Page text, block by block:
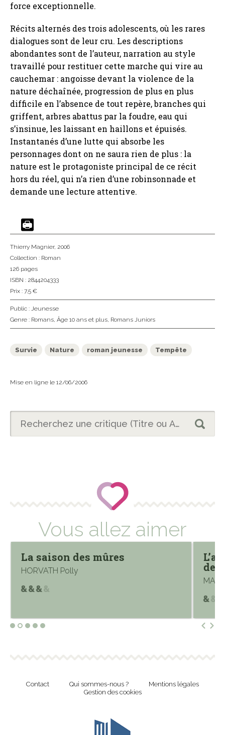
force exceptionnelle.
Récits alternés des trois adolescents, où les rares
dialogues sont de leur cru. Les descriptions
abondantes sont de l’auteur, narration au style
travaillé pour restituer cette marche qui vire au
cauchemar : angoisse devant la violence de la
nature déchaînée, progression de plus en plus
difficile en l’absence de tout repère, branches qui
griffent, arbres abattus par la foudre, eau qui
s’insinue, les laissant en haillons et épuisés.
Instantanés d’une lutte qui absorbe les
personnages dont on ne saura rien de plus : la
nature est le protagoniste principal de ce récit
hors du réel, qui n’a rien d’une robinsonnade et
demande une lecture attentive.
Thierry Magnier, 2006
Collection : Roman
126 pages
ISBN : 2844204333
Prix : 7,5 €
Public : Jeunesse
Genre : Romans, Âge 10 ans et plus, Romans Juniors
Survie Nature roman jeunesse Tempête
Mise en ligne le 12/06/2006
Vous allez aimer
La saison des mûres
HORVATH Polly des
Contact Qui sommes-nous ?
Mentions légales
Gestion des cookies